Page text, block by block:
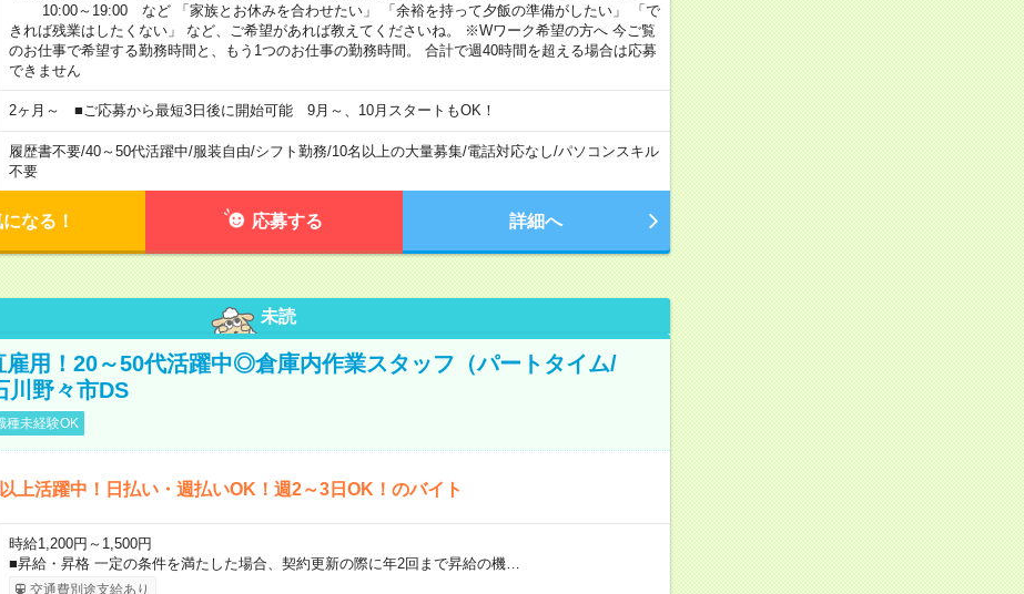
10:00～19:00 など 「家族とお休みを合わせたい」 「余裕を持って夕飯の準備がしたい」 「で
きれば残業はしたくない」 など、ご希望があれば教えてくださいね。 ※Wワーク希望の方へ 今ご覧
のお仕事で希望する勤務時間と、もう1つのお仕事の勤務時間。 合計で週40時間を超える場合は応募
できません
2ヶ月～ ■ご応募から最短3日後に開始可能 9月～、10月スタートもOK！
履歴書不要/40～50代活躍中/服装自由/シフト勤務/10名以上の大量募集/電話対応なし/パソコンスキル
不要
なる！ 応募する 詳細へ
未読
用！20～50代活躍中◎倉庫内作業スタッフ（パートタイム/
川野々市DS
種未経験OK
上活躍中！日払い・週払いOK！週2～3日OK！のバイト
時給1,200円～1,500円
■昇給・昇格 一定の条件を満たした場合、契約更新の際に年2回まで昇給の機…
交通費別途支給あり